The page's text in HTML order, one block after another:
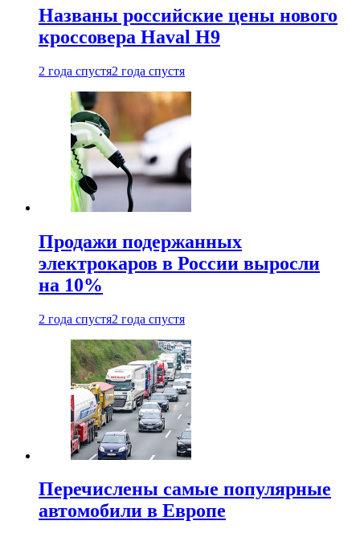
Названы российские цены нового
кроссовера Haval H9
2 года спустя2 года спустя
Продажи подержанных
электрокаров в России выросли
на 10%
2 года спустя2 года спустя
Перечислены самые популярные
автомобили в Европе